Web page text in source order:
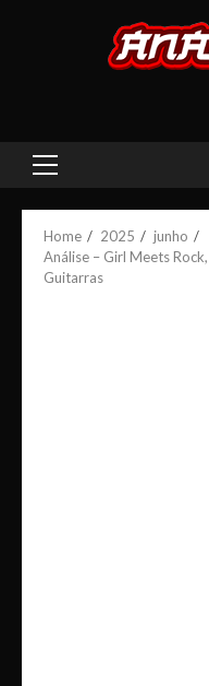
Primary
Home 2025
junho
Análise – Girl Meets
Guitarras